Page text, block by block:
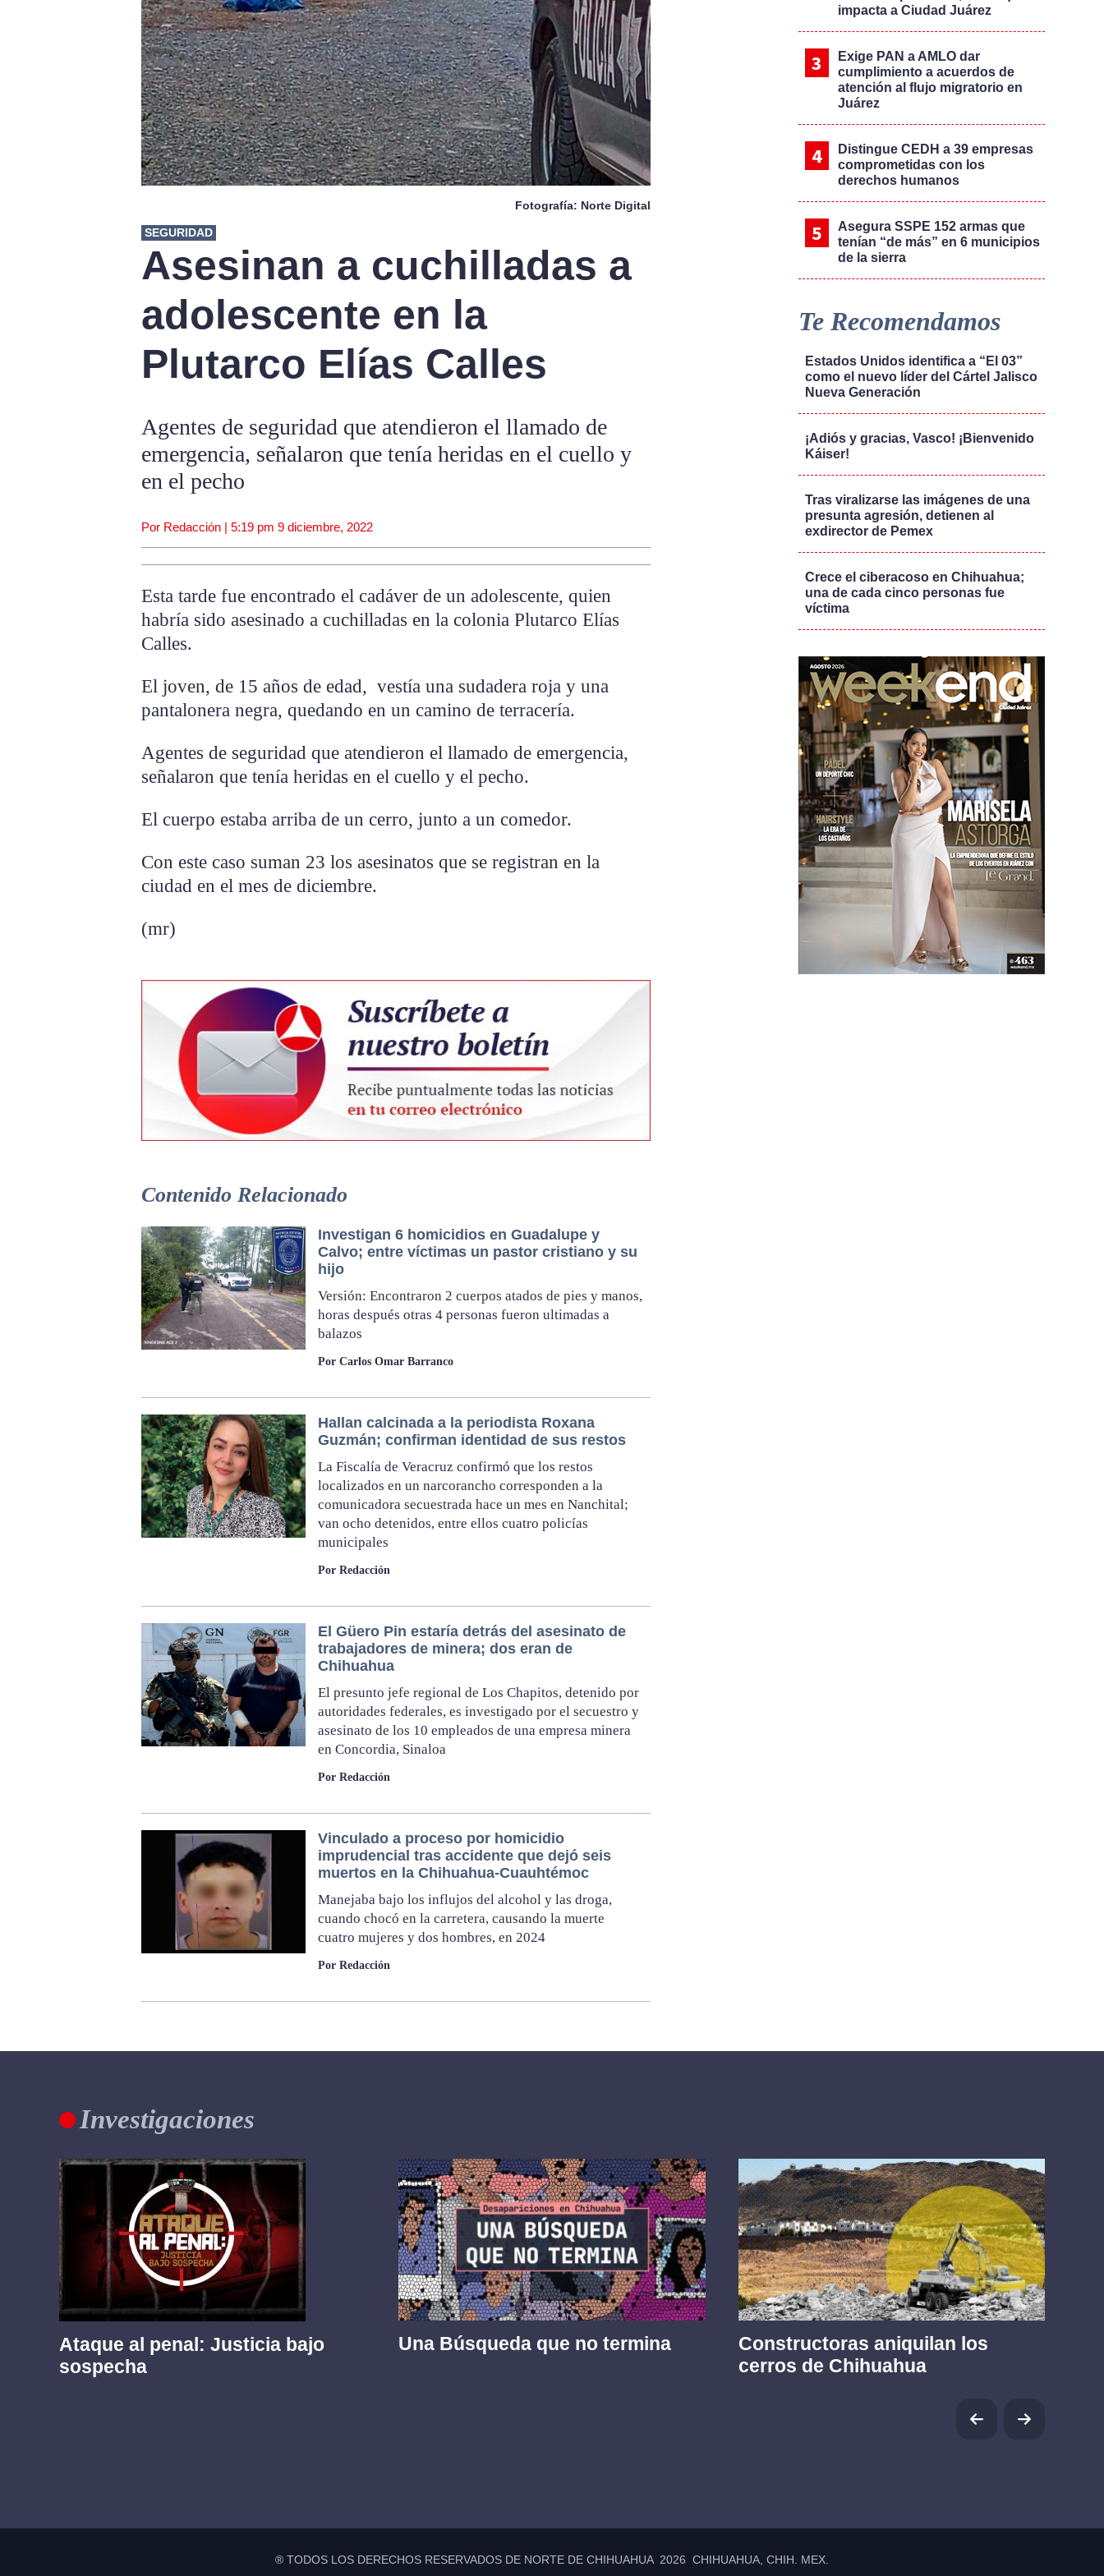
Fotografía: Norte Digital
SEGURIDAD
Asesinan a cuchilladas a
adolescente en la
Plutarco Elías Calles
Agentes de seguridad que atendieron el llamado de
emergencia, señalaron que tenía heridas en el cuello y
en el pecho
Por Redacción | 5:19 pm 9 diciembre, 2022
Esta tarde fue encontrado el cadáver de un adolescente, quien
habría sido asesinado a cuchilladas en la colonia Plutarco Elías
Calles.
El joven, de 15 años de edad, vestía una sudadera roja y una
pantalonera negra, quedando en un camino de terracería.
Agentes de seguridad que atendieron el llamado de emergencia,
señalaron que tenía heridas en el cuello y el pecho.
El cuerpo estaba arriba de un cerro, junto a un comedor.
Con este caso suman 23 los asesinatos que se registran en la
ciudad en el mes de diciembre.
(mr)
Contenido Relacionado
Investigan 6 homicidios en Guadalupe y
Calvo; entre víctimas un pastor cristiano y su
hijo
Versión: Encontraron 2 cuerpos atados de pies y manos,
horas después otras 4 personas fueron ultimadas a
balazos
Por Carlos Omar Barranco
Hallan calcinada a la periodista Roxana
Guzmán; confirman identidad de sus restos
La Fiscalía de Veracruz confirmó que los restos
localizados en un narcorancho corresponden a la
comunicadora secuestrada hace un mes en Nanchital;
van ocho detenidos, entre ellos cuatro policías
municipales
Por Redacción
El Güero Pin estaría detrás del asesinato de
trabajadores de minera; dos eran de
Chihuahua
El presunto jefe regional de Los Chapitos, detenido por
autoridades federales, es investigado por el secuestro y
asesinato de los 10 empleados de una empresa minera
en Concordia, Sinaloa
Por Redacción
Vinculado a proceso por homicidio
imprudencial tras accidente que dejó seis
muertos en la Chihuahua-Cuauhtémoc
Manejaba bajo los influjos del alcohol y las droga,
cuando chocó en la carretera, causando la muerte
cuatro mujeres y dos hombres, en 2024
Por Redacción
impacta a Ciudad Juárez
Exige PAN a AMLO dar
cumplimiento a acuerdos de
atención al flujo migratorio en
Juárez
Distingue CEDH a 39 empresas
comprometidas con los
derechos humanos
Asegura SSPE 152 armas que
tenían “de más” en 6 municipios
de la sierra
Te Recomendamos
Estados Unidos identifica a “El 03”
como el nuevo líder del Cártel Jalisco
Nueva Generación
¡Adiós y gracias, Vasco! ¡Bienvenido
Káiser!
Tras viralizarse las imágenes de una
presunta agresión, detienen al
exdirector de Pemex
Crece el ciberacoso en Chihuahua;
una de cada cinco personas fue
víctima
Investigaciones
Ataque al penal: Justicia bajo
sospecha
Una Búsqueda que no termina
Constructoras aniquilan los
cerros de Chihuahua
® TODOS LOS DERECHOS RESERVADOS DE NORTE DE CHIHUAHUA 2026 CHIHUAHUA, CHIH. MEX.